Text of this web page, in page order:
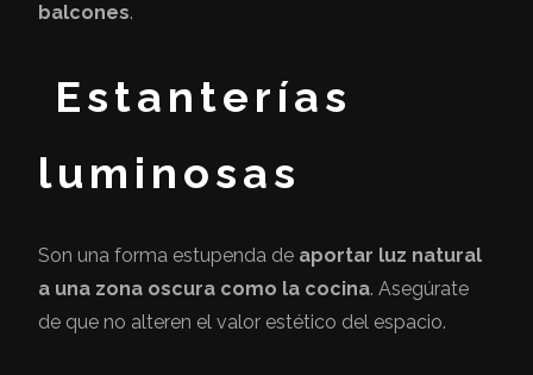
balcones.
Estanterías
luminosas
Son una forma estupenda de aportar luz natural
a una zona oscura como la cocina. Asegúrate
de que no alteren el valor estético del espacio.